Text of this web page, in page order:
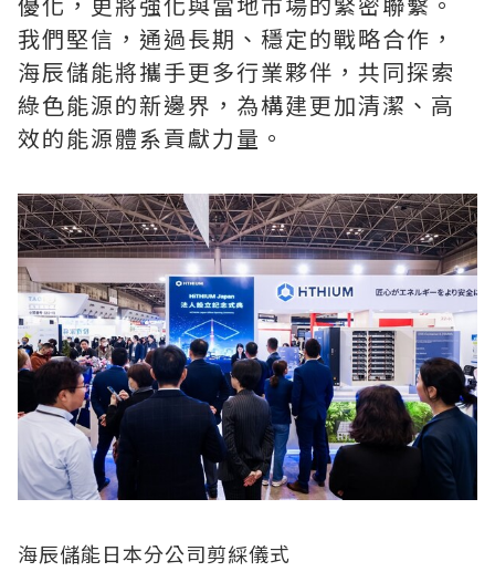
我們堅信，通過長期、穩定的戰略合作，
海辰儲能將攜手更多行業夥伴，共同探索
綠色能源的新邊界，為構建更加清潔、高
效的能源體系貢獻力量。
海辰儲能日本分公司剪綵儀式